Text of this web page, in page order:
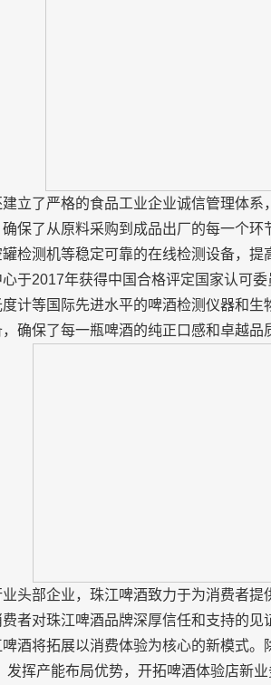
立了严格的食品工业企业诚信管理体
保了从原料采购到成品出厂的每一个
检测机等稳定可靠的在线检测设备，
于2017年获得中国合格评定国家认可
计等国际先进水平的啤酒检测仪器和
确保了每一瓶啤酒的纯正口感和卓越品
头部企业，珠江啤酒致力于为消费者
者对珠江啤酒品牌深厚信任和支持的见
酒将拓展以消费体验为核心的新模式。
发挥产能布局优势，开拓啤酒体验店新